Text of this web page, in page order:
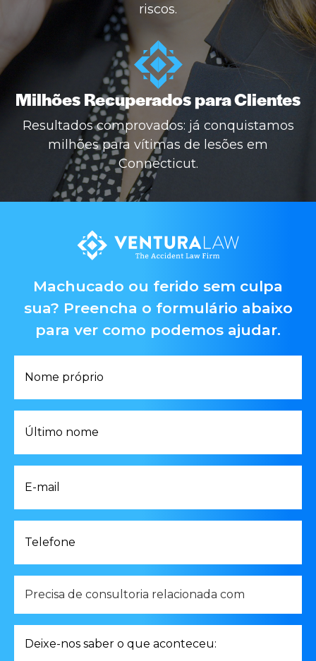
riscos.
Milhões Recuperados para Clientes
Resultados comprovados: já conquistamos
milhões para vítimas de lesões em
Connecticut.
Machucado ou ferido sem culpa
sua? Preencha o formulário abaixo
para ver como podemos ajudar.
próprio
nome
mail
de
consultoria
relacionada
com
nos